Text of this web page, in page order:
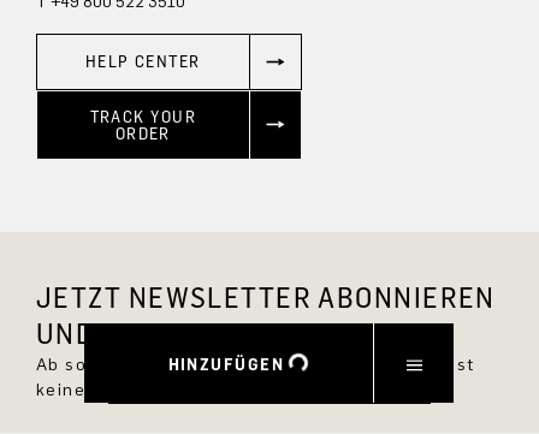
HINZUFÜGEN
HELP CENTER
TRACK YOUR
ORDER
JETZT NEWSLETTER ABONNIEREN
UND 10 % RABATT SICHERN.
Ab sofort bist Du immer up to date und verpasst
keine neuen Styles im DRYKORN Online Shop.